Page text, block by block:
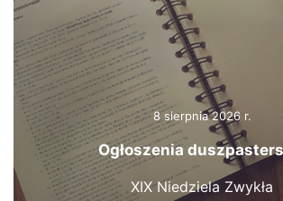
8 sierpnia 2026 r.
Ogłoszenia
XIX Niedziela Zwykła